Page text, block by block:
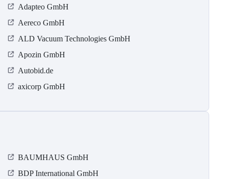
Adapteo GmbH
Aereco GmbH
ALD Vacuum Technologies GmbH
Apozin GmbH
Autobid.de
axicorp GmbH
BAUMHAUS GmbH
BDP International GmbH